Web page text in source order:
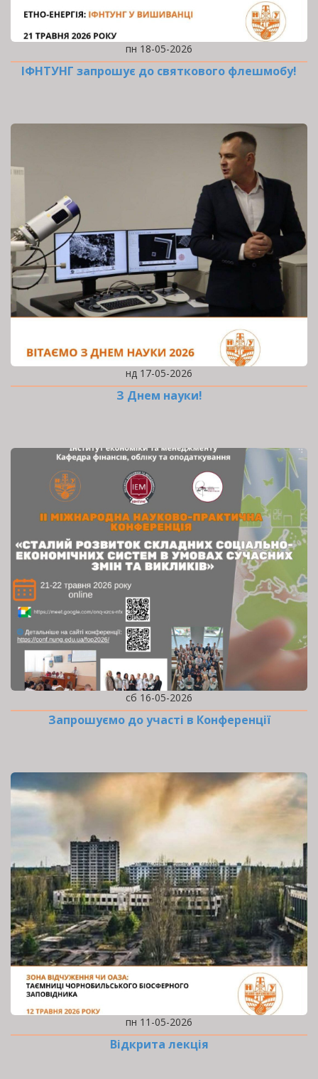
пн 18-05-2026
ІФНТУНГ запрошує до святкового флешмобу!
нд 17-05-2026
З Днем науки!
сб 16-05-2026
Запрошуємо до участі в Конференції
пн 11-05-2026
Відкрита лекція